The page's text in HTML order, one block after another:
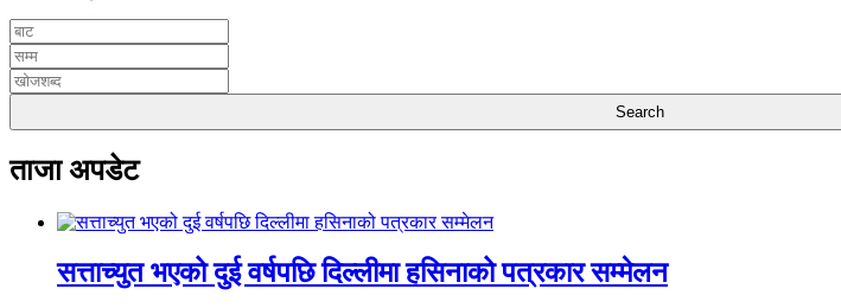
ताजा अपडेट
सत्ताच्युत भएको दुई वर्षपछि दिल्लीमा हसिनाको पत्रकार सम्मेलन